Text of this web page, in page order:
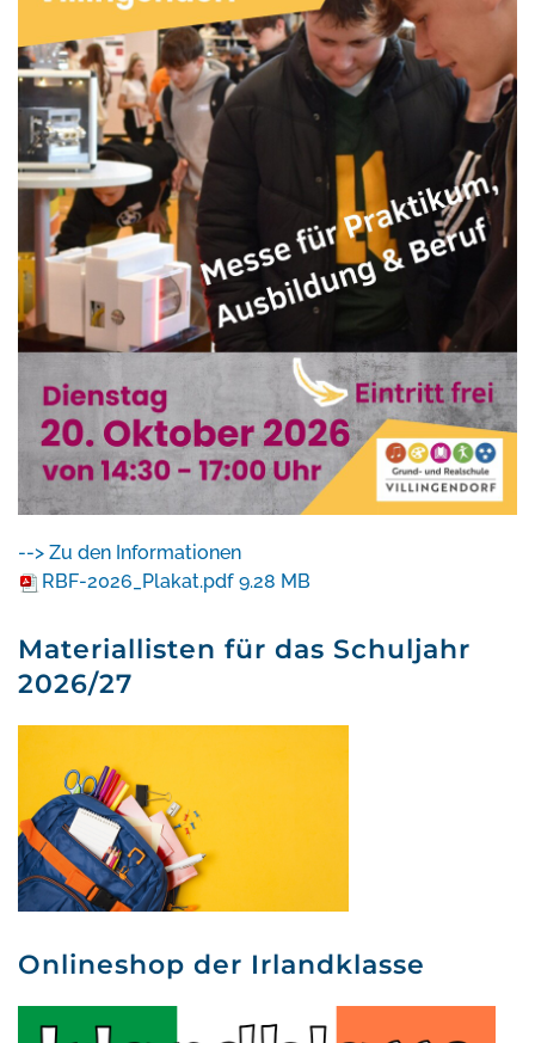
--> Zu den Informationen
RBF-2026_Plakat.pdf 9.28 MB
Materiallisten für das Schuljahr
2026/27
Onlineshop der Irlandklasse